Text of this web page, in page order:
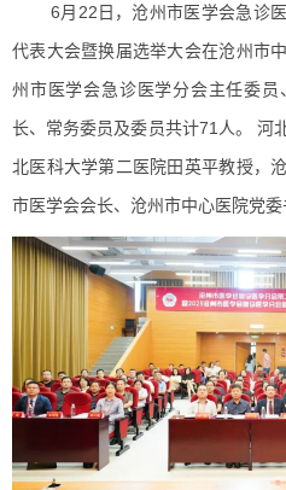
6月22日，沧州市医学会急诊
代表大会暨换届选举大会在沧州市
州市医学会急诊医学分会主任委
长、常务委员及委员共计71人。 河
北医科大学第二医院田英平教授，
市医学会会长、沧州市中心医院党委